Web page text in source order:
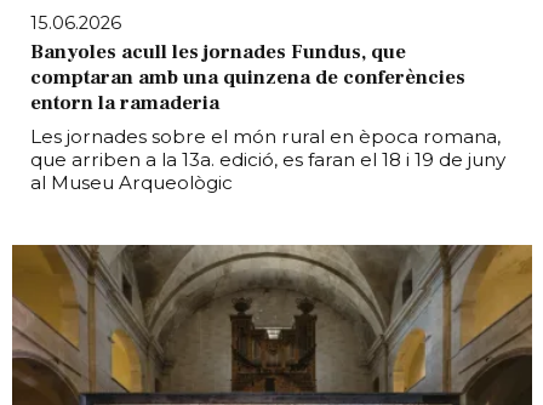
15.06.2026
Banyoles acull les jornades Fundus, que
comptaran amb una quinzena de conferències
entorn la ramaderia
Les jornades sobre el món rural en època romana,
que arriben a la 13a. edició, es faran el 18 i 19 de juny
al Museu Arqueològic